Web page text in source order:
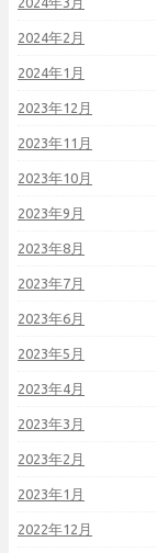
2024年2月
2024年1月
2023年12月
2023年11月
2023年10月
2023年9月
2023年8月
2023年7月
2023年6月
2023年5月
2023年4月
2023年3月
2023年2月
2023年1月
2022年12月